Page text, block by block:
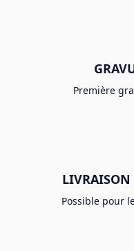
Première
LIVRAISON
Possible pour